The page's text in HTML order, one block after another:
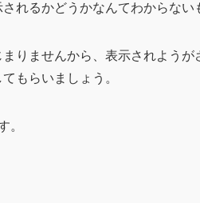
れるかどうかなんてわからない
りませんから、表示されようが
もらいましょう。
。